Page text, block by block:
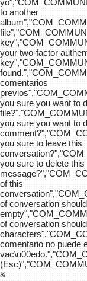
to another
your two-factor
comentarios
you sure you want to
you sure you want to
you sure to leave this
you sure to delete this
of this
of conversation
of conversation
comentario no puede
&